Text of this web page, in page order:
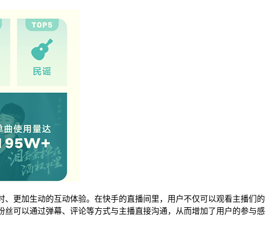
更加生动的互动体验。在快手的直播间里，用户不仅可以观看主播们的
可以通过弹幕、评论等方式与主播直接沟通，从而增加了用户的参与感